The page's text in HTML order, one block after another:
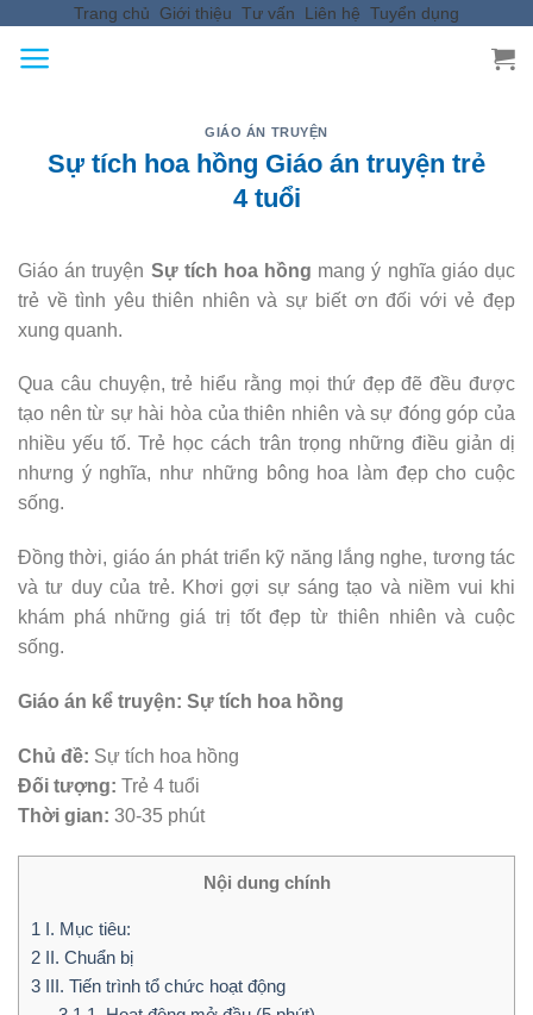
content
Trang chủ Giới thiệu Tư vấn Liên hệ Tuyển dụng
GIÁO ÁN TRUYỆN
Sự tích hoa hồng Giáo án truyện trẻ
4 tuổi
Giáo án truyện Sự tích hoa hồng mang ý nghĩa giáo dục
trẻ về tình yêu thiên nhiên và sự biết ơn đối với vẻ đẹp
xung quanh.
Qua câu chuyện, trẻ hiểu rằng mọi thứ đẹp đẽ đều được
tạo nên từ sự hài hòa của thiên nhiên và sự đóng góp của
nhiều yếu tố. Trẻ học cách trân trọng những điều giản dị
nhưng ý nghĩa, như những bông hoa làm đẹp cho cuộc
sống.
Đồng thời, giáo án phát triển kỹ năng lắng nghe, tương tác
và tư duy của trẻ. Khơi gợi sự sáng tạo và niềm vui khi
khám phá những giá trị tốt đẹp từ thiên nhiên và cuộc
sống.
Giáo án kể truyện: Sự tích hoa hồng
Chủ đề: Sự tích hoa hồng
Đối tượng: Trẻ 4 tuổi
Thời gian: 30-35 phút
Nội dung chính
1 I. Mục tiêu:
2 II. Chuẩn bị
3 III. Tiến trình tổ chức hoạt động